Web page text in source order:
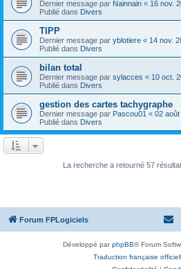
Dernier message par Nainnain « 16 nov.
Publié dans Divers
TIPP
Dernier message par yblotiere « 14 nov.
Publié dans Divers
bilan total
Dernier message par sylacces « 10 oct.
Publié dans Divers
gestion des cartes tachygraphe
Dernier message par Pascou01 « 02
Publié dans Divers
La recherche a retourné 57
Forum FPLogiciels
Développé parphpBB® Forum
Traduction française